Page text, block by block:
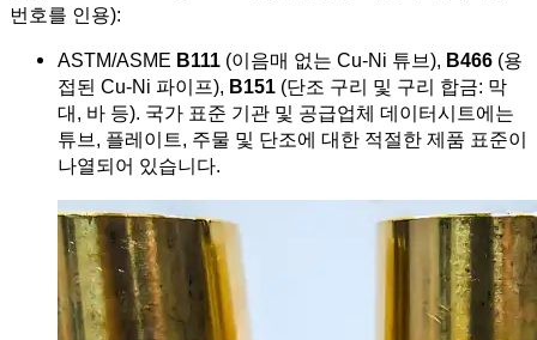
번호를 인용):
ASTM/ASME B111 (이음매 없는 Cu-Ni 튜브), B466 (용
접된 Cu-Ni 파이프), B151 (단조 구리 및 구리 합금: 막
대, 바 등). 국가 표준 기관 및 공급업체 데이터시트에는
튜브, 플레이트, 주물 및 단조에 대한 적절한 제품 표준이
나열되어 있습니다.